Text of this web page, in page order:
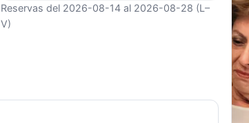
Reservas del 2026-08-14 al 2026-08-28 (L–
V)